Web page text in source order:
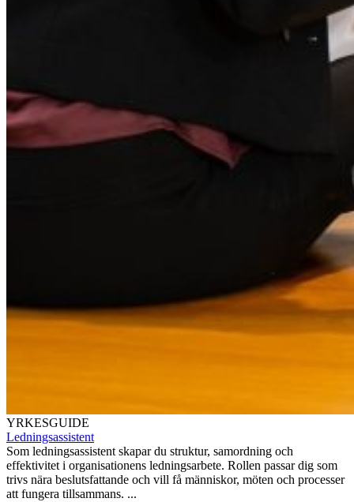
YRKESGUIDE
Ledningsassistent
Som ledningsassistent skapar du struktur, samordning och
effektivitet i organisationens ledningsarbete. Rollen passar dig som
trivs nära beslutsfattande och vill få människor, möten och processer
att fungera tillsammans. ...